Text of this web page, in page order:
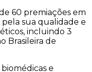
60 premiações em
sua qualidade e
incluindo 3
Brasileira de
e